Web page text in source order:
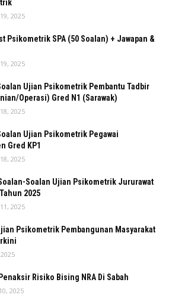
2025
Psikometrik SPA (50 Soalan) + Jawapan &
2025
Ujian Psikometrik Pembantu Tadbir
Operasi) Gred N1 (Sarawak)
2025
Ujian Psikometrik Pegawai
Gred KP1
2025
Soalan Ujian Psikometrik Jururawat
2025
2025
Psikometrik Pembangunan Masyarakat
Risiko Bising NRA Di Sabah
2025